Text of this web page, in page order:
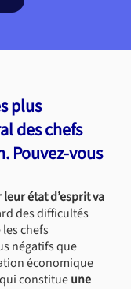
plus
des chefs
Pouvez-vous
état d’esprit va
des difficultés
chefs
négatifs que
économique
constitueune